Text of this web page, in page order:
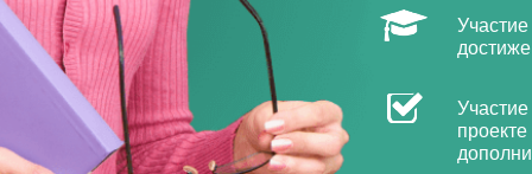
проекте